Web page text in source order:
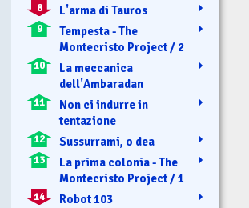
8 L'arma di Tauros
9
Tempesta - The
Montecristo Project / 2
10
La meccanica
dell'Ambaradan
11
Non ci indurre in
tentazione
12 Sussurrami, o dea
13
La prima colonia - The
Montecristo Project / 1
14 Robot 103